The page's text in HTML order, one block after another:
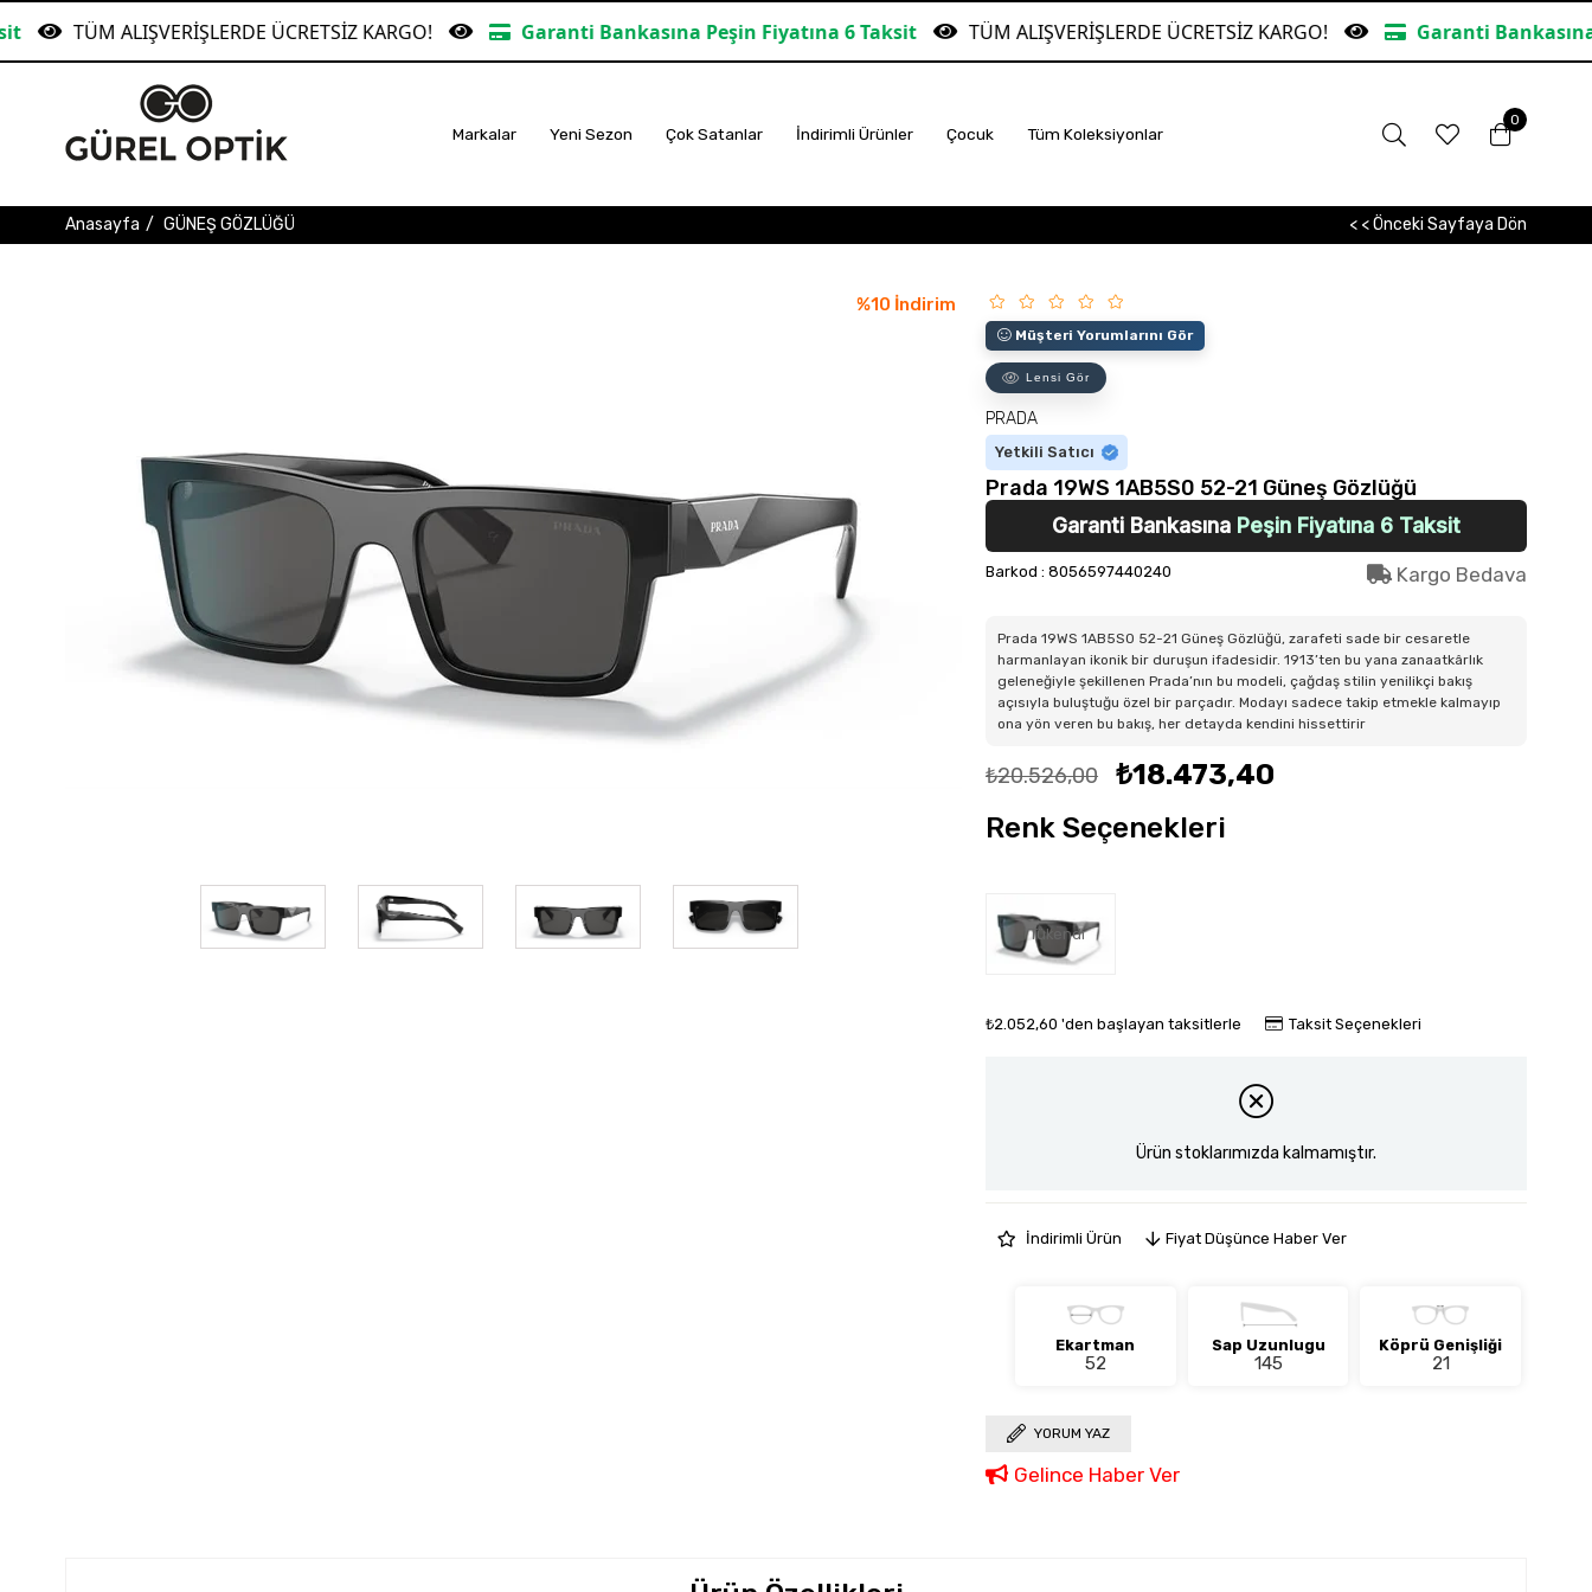
ÜCRETSİZ KARGO! Garanti Bankasına Peşin Fiyatına 6 Taksit TÜM ALIŞVERİŞLERDE ÜCRETSİZ KARGO! Garanti Bankasına Peşin
Markalar Yeni Sezon Çok Satanlar İndirimli Ürünler Çocuk Tüm Koleksiyonlar
0
Anasayfa GÜNEŞ GÖZLÜĞÜ < < Önceki Sayfaya Dön
%10 İndirim
Müşteri Yorumlarını Gör
Lensi Gör
PRADA
Yetkili Satıcı
Prada 19WS 1AB5S0 52-21 Güneş Gözlüğü
Garanti Bankasına Peşin Fiyatına 6 Taksit
Barkod : 8056597440240 Kargo Bedava
Prada 19WS 1AB5S0 52-21 Güneş Gözlüğü, zarafeti sade bir cesaretle
harmanlayan ikonik bir duruşun ifadesidir. 1913’ten bu yana zanaatkârlık
geleneğiyle şekillenen Prada’nın bu modeli, çağdaş stilin yenilikçi bakış
açısıyla buluştuğu özel bir parçadır. Modayı sadece takip etmekle kalmayıp
ona yön veren bu bakış, her detayda kendini hissettirir
₺20.526,00
₺18.473,40
Renk Seçenekleri
Tükendi
₺2.052,60 'den başlayan taksitlerle Taksit Seçenekleri
Ürün stoklarımızda kalmamıştır.
İndirimli Ürün Fiyat Düşünce Haber Ver
Ekartman
52
Sap Uzunlugu
145
Köprü Genişliği
21
YORUM YAZ
Gelince Haber Ver